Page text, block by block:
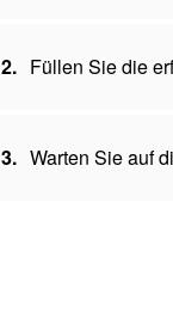
2. Füllen Sie die
3. Warten Sie auf